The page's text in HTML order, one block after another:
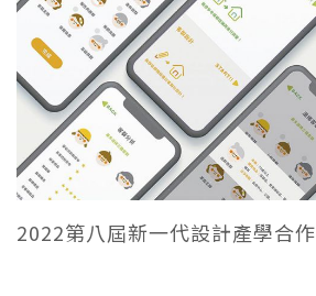
2022第八屆新一代設計產學合作